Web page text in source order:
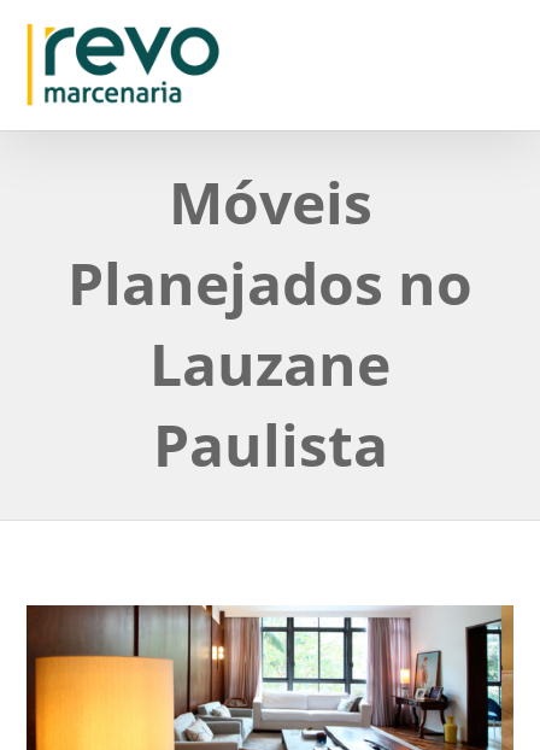
Móveis
Planejados no
Lauzane
Paulista